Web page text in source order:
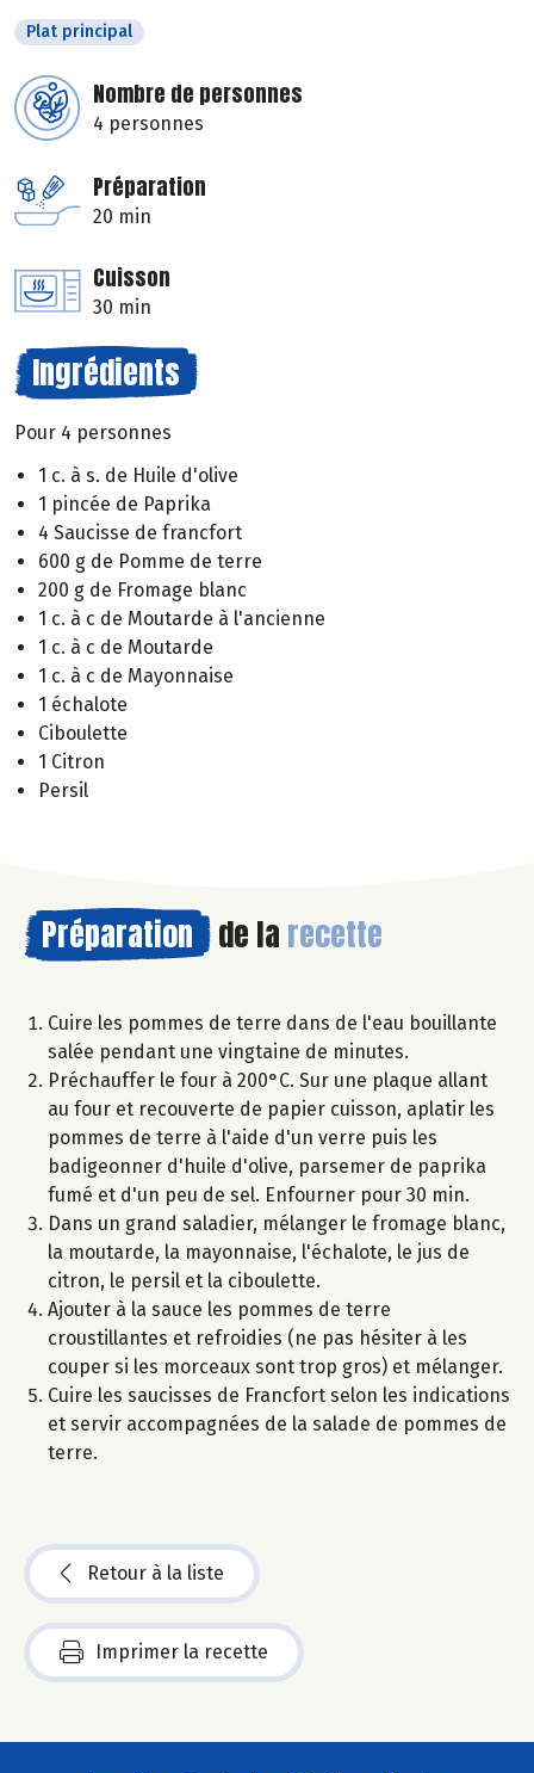
Plat principal
Nombre de personnes
4 personnes
Préparation
20 min
Cuisson
30 min
Ingrédients
Pour 4 personnes
1 c. à s. de Huile d'olive
1 pincée de Paprika
4 Saucisse de francfort
600 g de Pomme de terre
200 g de Fromage blanc
1 c. à c de Moutarde à l'ancienne
1 c. à c de Moutarde
1 c. à c de Mayonnaise
1 échalote
Ciboulette
1 Citron
Persil
Préparation de la recette
Cuire les pommes de terre dans de l'eau bouillante
salée pendant une vingtaine de minutes.
Préchauffer le four à 200°C. Sur une plaque allant
au four et recouverte de papier cuisson, aplatir les
pommes de terre à l'aide d'un verre puis les
badigeonner d'huile d'olive, parsemer de paprika
fumé et d'un peu de sel. Enfourner pour 30 min.
Dans un grand saladier, mélanger le fromage blanc,
la moutarde, la mayonnaise, l'échalote, le jus de
citron, le persil et la ciboulette.
Ajouter à la sauce les pommes de terre
croustillantes et refroidies (ne pas hésiter à les
couper si les morceaux sont trop gros) et mélanger.
Cuire les saucisses de Francfort selon les indications
et servir accompagnées de la salade de pommes de
terre.
Retour à la liste
Imprimer la recette